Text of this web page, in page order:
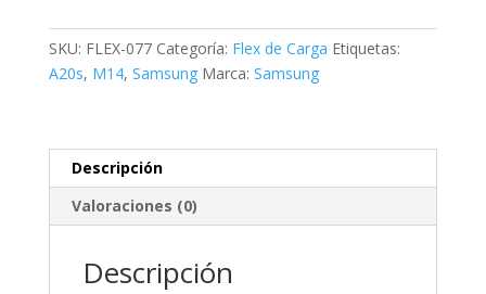
SKU: FLEX-077 Categoría: Flex de Carga Etiquetas:
A20s, M14, Samsung Marca: Samsung
Descripción
Valoraciones (0)
Descripción